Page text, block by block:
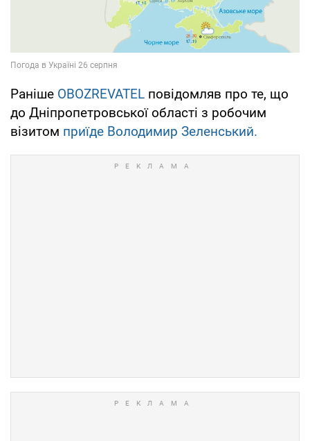
Раніше OBOZREVATEL повідомляв про те, що
до Дніпропетровської області з робочим
візитом приїде Володимир Зеленський.